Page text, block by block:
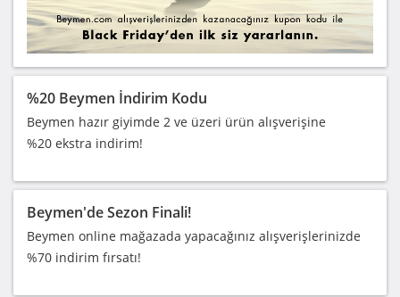
%20 Beymen İndirim Kodu
Beymen hazır giyimde 2 ve üzeri ürün alışverişine
%20 ekstra indirim!
Beymen'de Sezon Finali!
Beymen online mağazada yapacağınız alışverişlerinizde
%70 indirim fırsatı!